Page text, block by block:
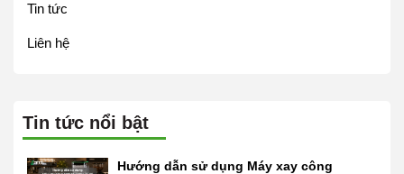
Tin tức
Liên hệ
Tin tức nổi bật
Hướng dẫn sử dụng Máy xay công